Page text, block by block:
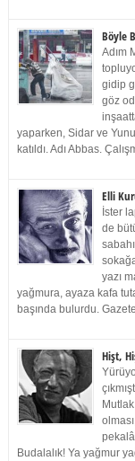
Böyle
Adım
gidip
göz
yaparken, Sidar ve
katıldı. Adı Abbas.
Elli
İster
de
yazı
yağmura, ayaza kafa
başında bulurdu.
Hişt,
Budalalık! Ya yağmur